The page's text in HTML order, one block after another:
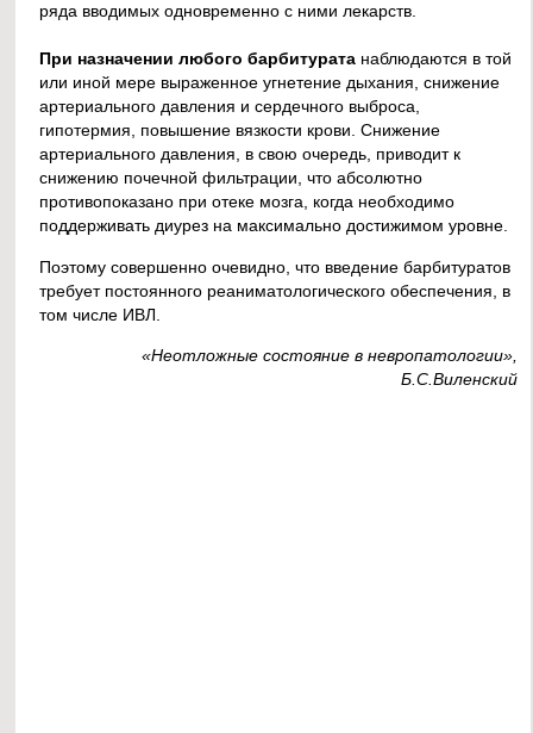
ряда вводимых одновременно с ними лекарств.
При назначении любого барбитурата наблюдаются в той
или иной мере выраженное угнетение дыхания, снижение
артериального давления и сердечного выброса,
гипотермия, повышение вязкости крови. Снижение
артериального давления, в свою очередь, приводит к
снижению почечной фильтрации, что абсолютно
противопоказано при отеке мозга, когда необходимо
поддерживать диурез на максимально достижимом уровне.
Поэтому совершенно очевидно, что введение барбитуратов
требует постоянного реаниматологического обеспечения, в
том числе ИВЛ.
«Неотложные состояние в невропатологии»,
Б.С.Виленский